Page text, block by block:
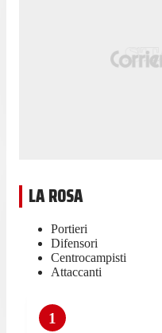
LA ROSA
Portieri
Difensori
Centrocampisti
Attaccanti
1